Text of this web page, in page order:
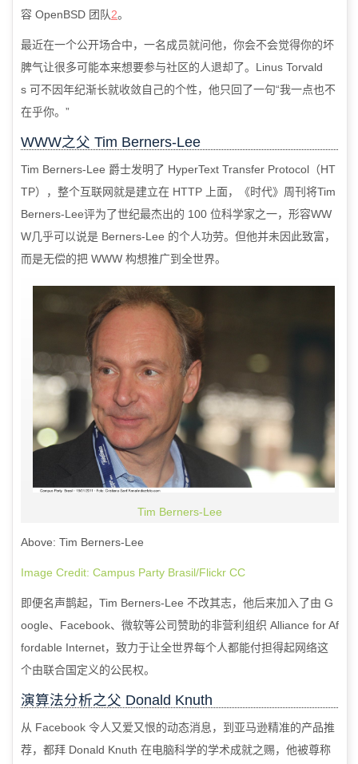
容 OpenBSD 团队2。
最近在一个公开场合中，一名成员就问他，你会不会觉得你的坏
脾气让很多可能本来想要参与社区的人退却了。 Linus Torvald
s 可不因年纪渐长就收敛自己的个性，他只回了一句“我一点也不
在乎你。”
WWW之父 Tim Berners-Lee
Tim Berners-Lee 爵士发明了 HyperText Transfer Protocol （HT
TP），整个互联网就是建立在 HTTP 上面，《时代》周刊将Tim
Berners-Lee评为了世纪最杰出的 100 位科学家之一，形容WW
W几乎可以说是 Berners-Lee 的个人功劳。但他并未因此致富，
而是无偿的把 WWW 构想推广到全世界。
Tim Berners-Lee
Above: Tim Berners-Lee
Image Credit: Campus Party Brasil/Flickr CC
即便名声鹊起， Tim Berners-Lee 不改其志，他后来加入了由 G
oogle、 Facebook、微软等公司赞助的非营利组织 Alliance for Af
fordable Internet，致力于让全世界每个人都能付担得起网络这
个由联合国定义的公民权。
演算法分析之父 Donald Knuth
从 Facebook 令人又爱又恨的动态消息，到亚马逊精准的产品推
荐，都拜 Donald Knuth 在电脑科学的学术成就之赐，他被尊称